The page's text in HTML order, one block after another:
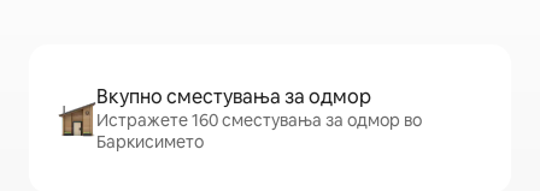
Вкупно сместувања за одмор
Истражете 160 сместувања за одмор во
Баркисимето